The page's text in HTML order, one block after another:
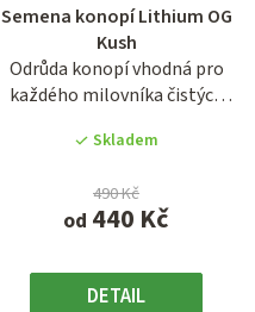
Semena konopí Lithium OG
Kush
Odrůda konopí vhodná pro
každého milovníka čistých
Skladem
od 440 Kč
490 Kč
DETAIL
produktu
je
4,2
z
hvězdiček.